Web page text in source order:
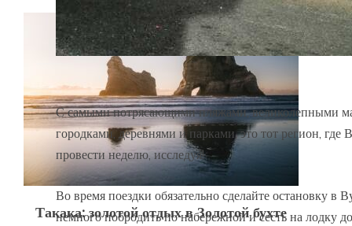
С самыми потрясающими пляжами, великолепными
городками, деревнями и парками, это тот регион, где
провести неделю, исследуя!
Во время поездки обязательно сделайте остановку в
немного побродить по набережной и сесть на лодку
Такака: золотой отдых в Золотой бухте